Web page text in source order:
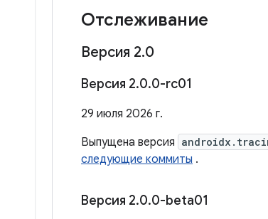
Отслеживание
Версия 2.0
Версия 2.0.0-rc01
29 июля 2026 г.
Выпущена версия
следующие коммиты .
Версия 2.0.0-beta01